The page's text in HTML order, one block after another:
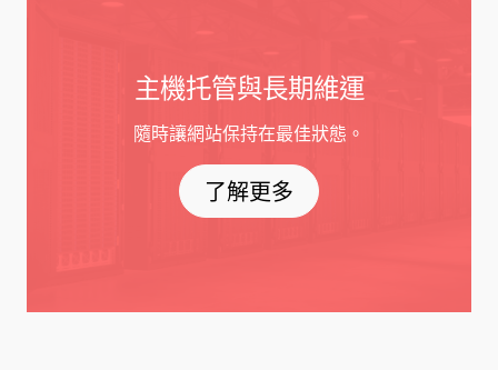
主機托管與長期維運
隨時讓網站保持在最佳狀態。
了解更多